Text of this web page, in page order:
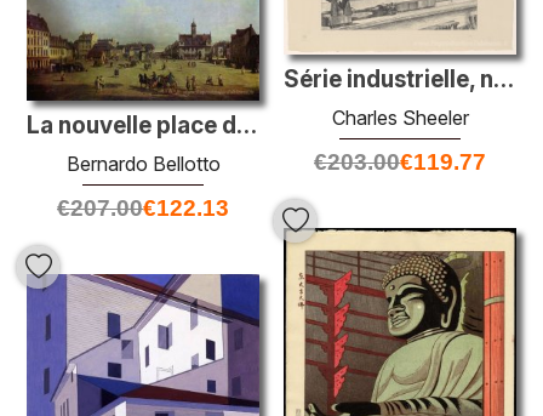
Série industrielle, n ° 1
Charles Sheeler
€203.00€119.77
La nouvelle place de marché à Dresde
Bernardo Bellotto
€207.00€122.13